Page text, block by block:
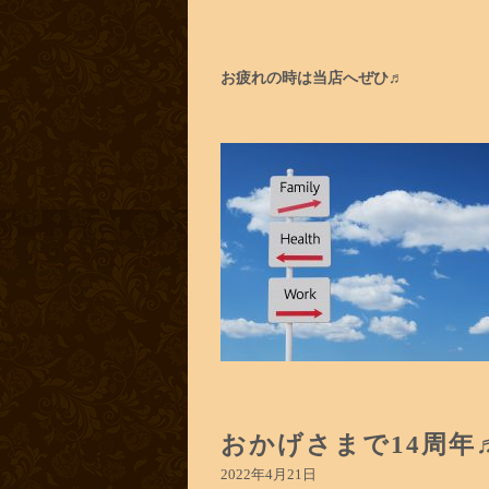
お疲れの時は当店へぜひ♬
おかげさまで14周
2022年4月21日